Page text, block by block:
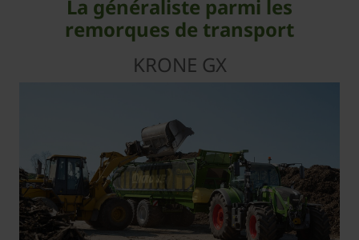
La généraliste parmi les
remorques de transport
KRONE GX